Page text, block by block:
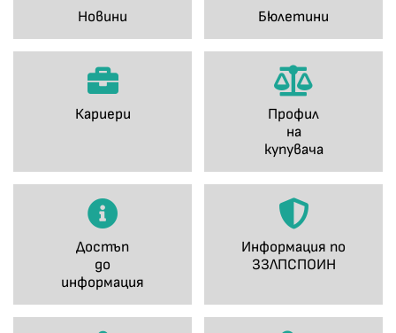
Новини Бюлетини
Кариери
Профил
на
купувача
Достъп
до
информация
Информация по
ЗЗЛПСПОИН